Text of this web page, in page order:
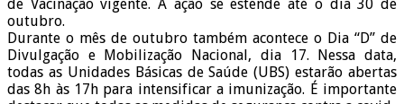
de Vacinação vigente. A ação se estende até o dia 30 de
outubro.
Durante o mês de outubro também acontece o Dia “D” de
Divulgação e Mobilização Nacional, dia 17. Nessa data,
todas as Unidades Básicas de Saúde (UBS) estarão abertas
das 8h às 17h para intensificar a imunização. É importante